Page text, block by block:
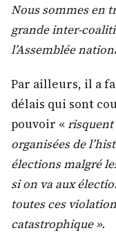
Nous sommes en
grande inter-
l’Assemblée
Par ailleurs, il a
délais qui sont
pouvoir «risquent
organisées de
élections malgré
si on va aux
toutes ces
catastrophique ».